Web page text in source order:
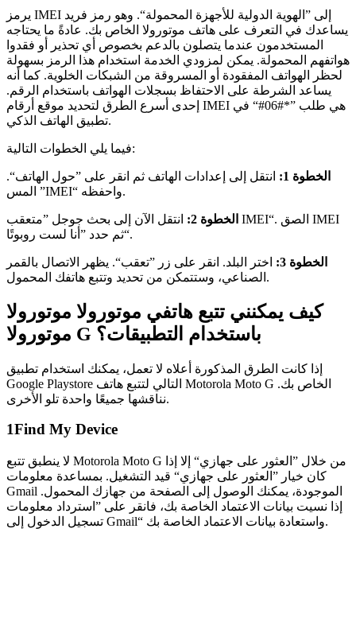
يرمز IMEI إلى ”الهوية الدولية للأجهزة المحمولة“. وهو رمز فريد
يساعدك في التعرف على هاتف موتورولا الخاص بك. عادةً ما يحتاجه
المستخدمون عندما يتصلون بالدعم بخصوص أي تحذير أو فقدوا
هواتفهم المحمولة. يمكن لمزودي الخدمة استخدام هذا الرمز بسهولة
لحظر الهواتف المفقودة أو المسروقة من الشبكات الخلوية. كما أنه
يساعد الشرطة على الاحتفاظ بسجلات الهواتف باستخدام الرقم.
إحدى أسرع الطرق لتحديد موقع أرقام IMEI هي طلب ”*#06#“ في
تطبيق الهاتف الذكي.
فيما يلي الخطوات التالية:
الخطوة 1:
انتقل إلى إعدادات الهاتف ثم انقر على ”حول الهاتف“.
المس ”IMEI“ واحفظه.
الخطوة 2:
انتقل الآن إلى بحث جوجل ”متعقب IMEI“. الصق IMEI
ثم حدد ”أنا لست روبوتًا“.
الخطوة 3:
اختر البلد. انقر على زر ”تعقب“. يظهر الاتصال بالقمر
الصناعي، وستتمكن من تحديد وتتبع هاتفك المحمول.
كيف يمكنني تتبع هاتفي موتورولا موتورولا
موتورولا G باستخدام التطبيقات؟
إذا كانت الطرق المذكورة أعلاه لا تعمل، يمكنك استخدام تطبيق
Google Playstore التالي لتتبع هاتف Motorola Moto G الخاص بك.
نناقشها جميعًا واحدة تلو الأخرى.
1Find My Device
لا ينطبق تتبع Motorola Moto G من خلال ”العثور على جهازي“ إلا إذا
كان خيار ”العثور على جهازي“ قيد التشغيل. بمساعدة معلومات
Gmail الموجودة، يمكنك الوصول إلى الصفحة من جهازك المحمول.
إذا نسيت بيانات الاعتماد الخاصة بك، فانقر على ”استرداد معلومات
تسجيل الدخول إلى Gmail“ واستعادة بيانات الاعتماد الخاصة بك.